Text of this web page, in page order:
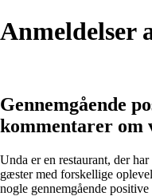
Anmeldelser
Gennemgående
kommentarer om
Unda er en restaurant, der
gæster med forskellige
nogle gennemgående